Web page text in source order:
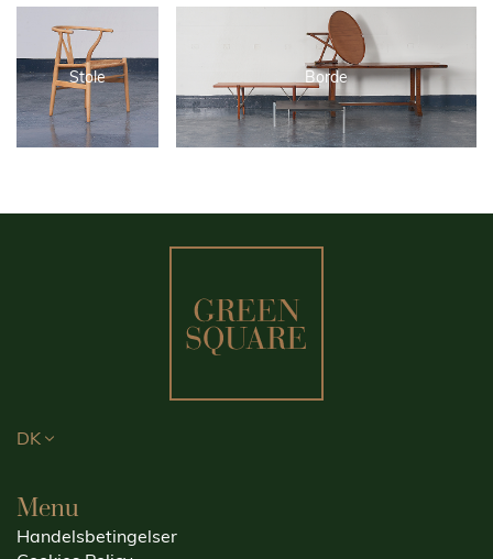
Stole Borde
DK
Menu
Handelsbetingelser